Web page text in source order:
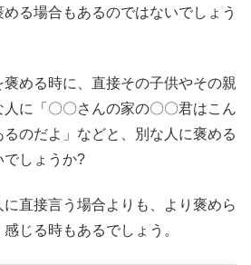
る場合もあるのではないでしょう
める時に、直接その子供やその親
に「〇〇さんの家の〇〇君はこん
のだよ」などと、別な人に褒める
でしょうか?
直接言う場合よりも、より褒めら
じる時もあるでしょう。